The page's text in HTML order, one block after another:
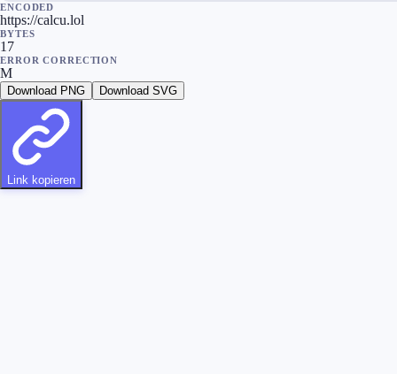
ENCODED
https://calcu.lol
BYTES
17
ERROR CORRECTION
M
Download PNG Download SVG
Link kopieren